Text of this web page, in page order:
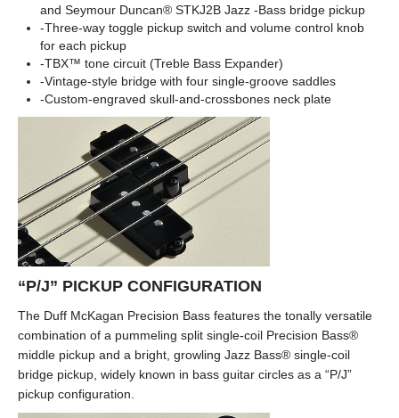
and Seymour Duncan® STKJ2B Jazz -Bass bridge pickup
-Three-way toggle pickup switch and volume control knob
for each pickup
-TBX™ tone circuit (Treble Bass Expander)
-Vintage-style bridge with four single-groove saddles
-Custom-engraved skull-and-crossbones neck plate
“P/J” PICKUP CONFIGURATION
The Duff McKagan Precision Bass features the tonally versatile
combination of a pummeling split single-coil Precision Bass®
middle pickup and a bright, growling Jazz Bass® single-coil
bridge pickup, widely known in bass guitar circles as a “P/J”
pickup configuration.